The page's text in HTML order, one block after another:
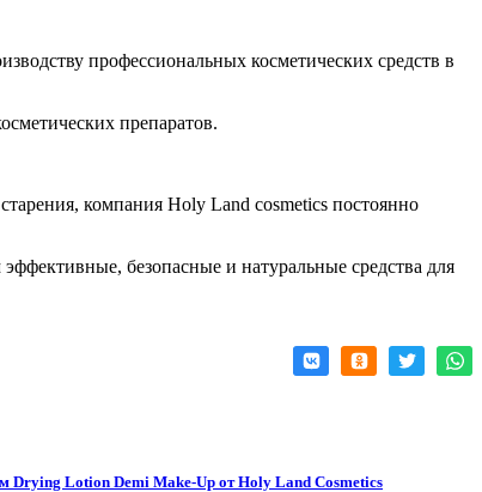
профессиональных косметических средств в
препаратов.
компания Holy Land cosmetics постоянно
безопасные и натуральные средства для
Drying Lotion Demi Make-Up от Holy Land Cosmetics